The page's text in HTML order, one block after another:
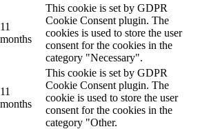
11
months
This cookie is set by GDPR
Cookie Consent plugin. The
cookies is used to store the user
consent for the cookies in the
category "Necessary".
11
months
This cookie is set by GDPR
Cookie Consent plugin. The
cookie is used to store the user
consent for the cookies in the
category "Other.